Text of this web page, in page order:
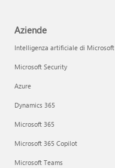
Aziende
Intelligenza artificiale di Microsoft
Microsoft Security
Azure
Dynamics 365
Microsoft 365
Microsoft 365 Copilot
Microsoft Teams